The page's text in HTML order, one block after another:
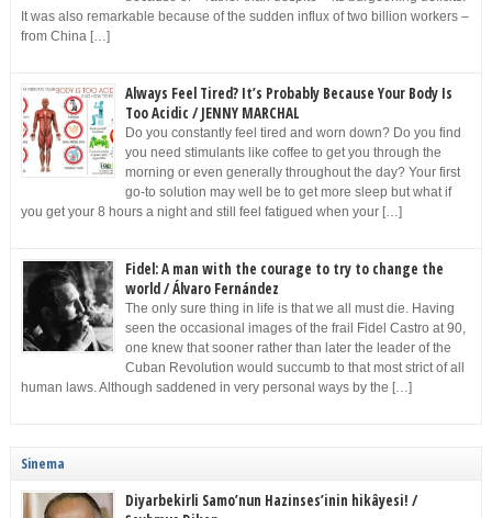
It was also remarkable because of the sudden influx of two billion workers –
from China […]
Always Feel Tired? It’s Probably Because Your Body Is
Too Acidic / JENNY MARCHAL
Do you constantly feel tired and worn down? Do you find
you need stimulants like coffee to get you through the
morning or even generally throughout the day? Your first
go-to solution may well be to get more sleep but what if
you get your 8 hours a night and still feel fatigued when your […]
Fidel: A man with the courage to try to change the
world / Álvaro Fernández
The only sure thing in life is that we all must die. Having
seen the occasional images of the frail Fidel Castro at 90,
one knew that sooner rather than later the leader of the
Cuban Revolution would succumb to that most strict of all
human laws. Although saddened in very personal ways by the […]
Sinema
Diyarbekirli Samo’nun Hazinses’inin hikâyesi! /